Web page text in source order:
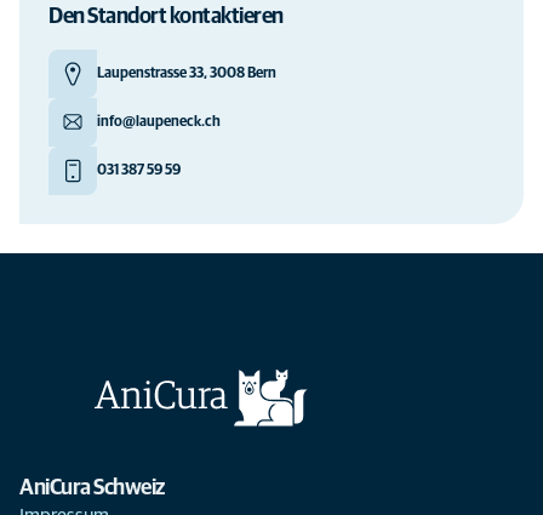
Den Standort kontaktieren
Laupenstrasse 33, 3008 Bern
info@laupeneck.ch
031 387 59 59
AniCura Schweiz